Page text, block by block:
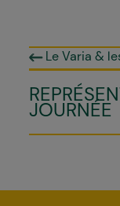
Le Varia &
JOURNÉE